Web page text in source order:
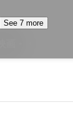
See 7 more